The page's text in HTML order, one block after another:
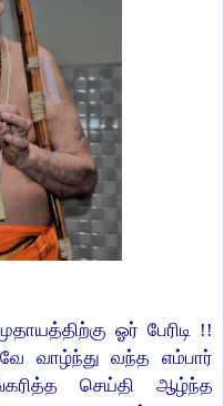
ஓர் பேரிடி !!
வாழ்ந்து வந்த எம்பார்
செய்தி ஆழ்ந்த